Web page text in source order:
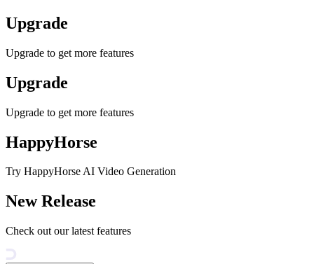
Upgrade
Upgrade to get more features
Upgrade
Upgrade to get more features
HappyHorse
Try HappyHorse AI Video Generation
New Release
Check out our latest features